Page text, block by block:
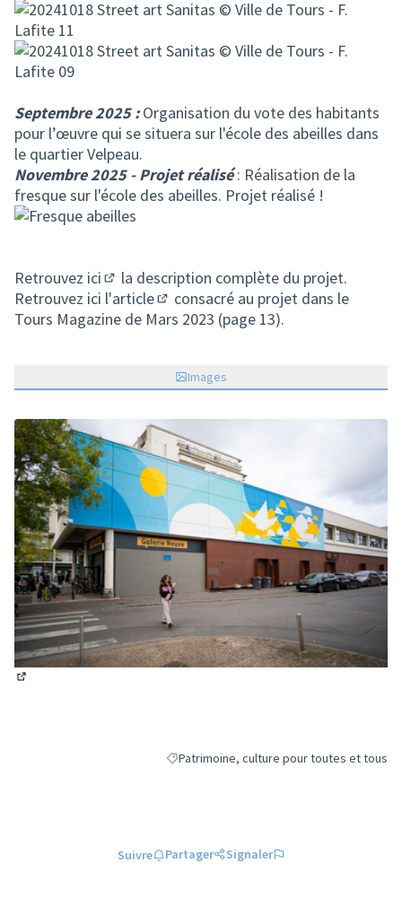
Septembre 2025 :Organisation du vote des habitants
pour l’œuvre qui se situera sur l'école des abeilles dans
le quartier Velpeau.
Novembre 2025 - Projet réalisé: Réalisation de la
fresque sur l'école des abeilles. Projet réalisé !
Retrouvez ici
(S'ouvre dans un nouvel onglet)
la description complète du projet.
Retrouvez ici l'article
(Lien externe)
consacré au projet dans le
Tours Magazine de Mars 2023 (page 13).
Images
Filtrer les résultats de la catégorie :
Patrimoine, culture pour toutes et tous
Suivre Partager Signaler